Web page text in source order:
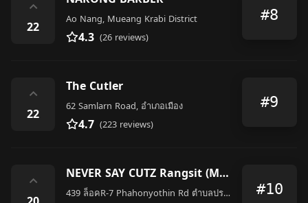
⌃
22
Ao Nang, Mueang Krabi District
4.3 (26 reviews)
#8
⌃
22
The Cutler
62 Samlarn Road, อำเภอเมือง
4.7 (223 reviews)
#9
⌃
NEVER SAY CUTZ Rangsit (Major Cineplex)
439 ล็อคR-7 Phahonyothin Rd ตำบลประชาธิปัตย์ ธัญบุรี Pathum Thani TH 12130, 7 Phahonyothin Rd, Sai Mai, กรุงเทพมหานคร 10220, Thailand #10